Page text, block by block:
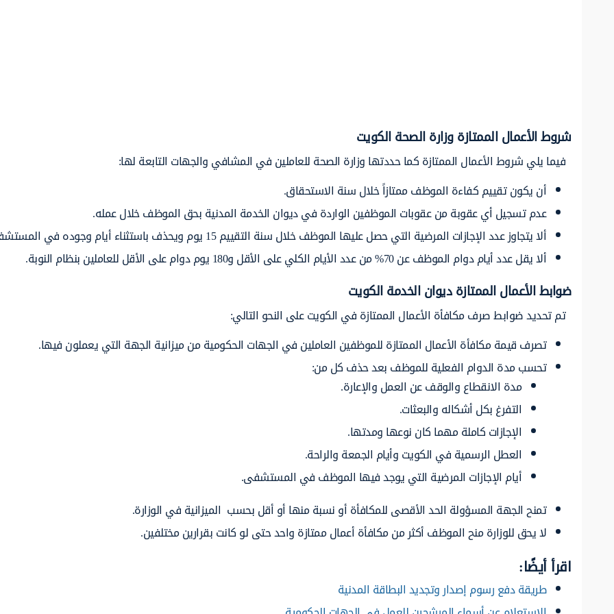
شروط الأعمال الممتازة وزارة الصحة الكويت
فيما يلي شروط الأعمال الممتازة كما حددتها وزارة الصحة للعاملين في المشافي والجهات التابعة لها:
أن يكون تقييم كفاءة الموظف ممتازاً خلال سنة الاستحقاق.
عدم تسجيل أي عقوبة من عقوبات الموظفين الواردة في ديوان الخدمة المدنية بحق الموظف خلال عمله.
ألا يتجاوز عدد الإجازات المرضية التي حصل عليها الموظف خلال سنة التقييم 15 يوم ويحذف باستثناء أيام وجوده في المستشفى.
ألا يقل عدد أيام دوام الموظف عن 70% من عدد الأيام الكلي على الأقل و180 يوم دوام على الأقل للعاملين بنظام النوبة.
ضوابط الأعمال الممتازة ديوان الخدمة الكويت
تم تحديد ضوابط صرف مكافأة الأعمال الممتازة في الكويت على النحو التالي:
تصرف قيمة مكافأة الأعمال الممتازة للموظفين العاملين في الجهات الحكومية من ميزانية الجهة التي يعملون فيها.
تحسب مدة الدوام الفعلية للموظف بعد حذف كل من:
مدة الانقطاع والوقف عن العمل والإعارة.
التفرغ بكل أشكاله والبعثات.
الإجازات كاملة مهما كان نوعها ومدتها.
العطل الرسمية في الكويت وأيام الجمعة والراحة.
أيام الإجازات المرضية التي يوجد فيها الموظف في المستشفى.
تمنح الجهة المسؤولة الحد الأقصى للمكافأة أو نسبة منها أو أقل بحسب الميزانية في الوزارة.
لا يحق للوزارة منح الموظف أكثر من مكافأة أعمال ممتازة واحد حتى لو كانت بقرارين مختلفين.
اقرأ أيضًا:
طريقة دفع رسوم إصدار وتجديد البطاقة المدنية